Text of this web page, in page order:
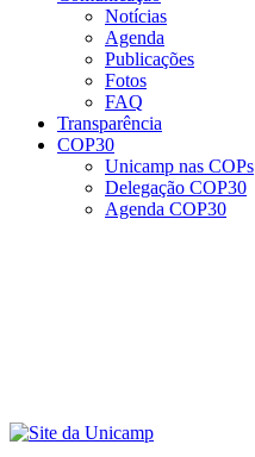
Notícias
Agenda
Publicações
Fotos
FAQ
Transparência
COP30
Unicamp nas COPs
Delegação COP30
Agenda COP30